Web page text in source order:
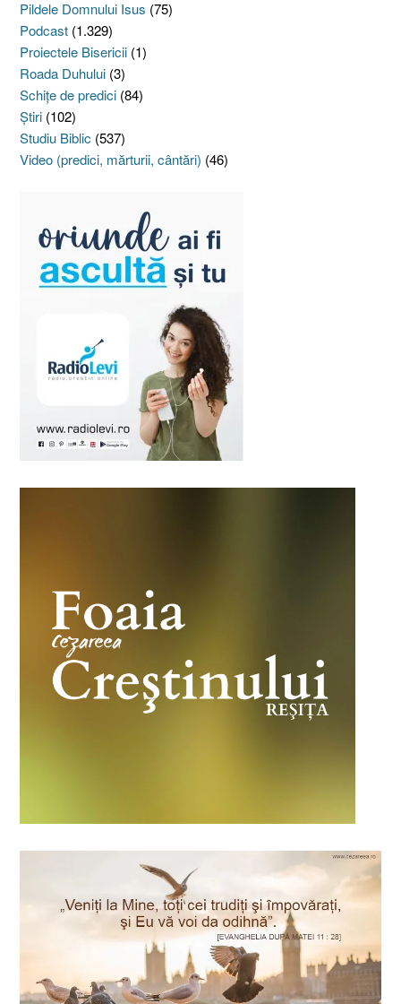
Pildele Domnului Isus (75)
Podcast (1.329)
Proiectele Bisericii (1)
Roada Duhului (3)
Schiţe de predici (84)
Ştiri (102)
Studiu Biblic (537)
Video (predici, mărturii, cântări) (46)